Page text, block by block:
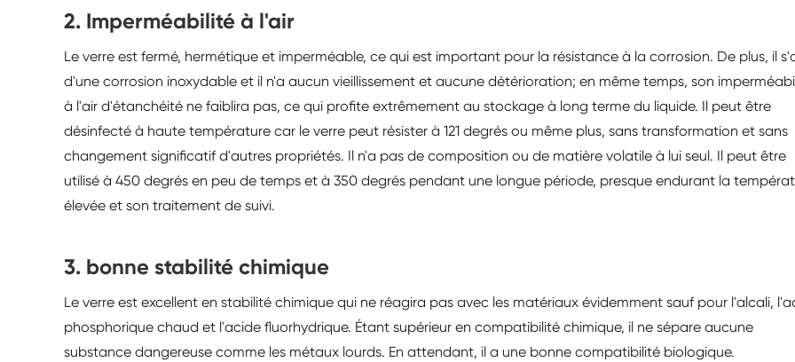
2. Imperméabilité à l'air
Le verre est fermé, hermétique et imperméable, ce qui est important pour la résistance à la corrosion. De plus, il
d'une corrosion inoxydable et il n'a aucun vieillissement et aucune détérioration; en même temps, son
à l'air d'étanchéité ne faiblira pas, ce qui profite extrêmement au stockage à long terme du liquide. Il peut être
désinfecté à haute température car le verre peut résister à 121 degrés ou même plus, sans transformation et sans
changement significatif d'autres propriétés. Il n'a pas de composition ou de matière volatile à lui seul. Il peut être
utilisé à 450 degrés en peu de temps et à 350 degrés pendant une longue période, presque endurant la
élevée et son traitement de suivi.
3. bonne stabilité chimique
Le verre est excellent en stabilité chimique qui ne réagira pas avec les matériaux évidemment sauf pour l'alcali,
phosphorique chaud et l'acide fluorhydrique. Étant supérieur en compatibilité chimique, il ne sépare aucune
substance dangereuse comme les métaux lourds. En attendant, il a une bonne compatibilité biologique.